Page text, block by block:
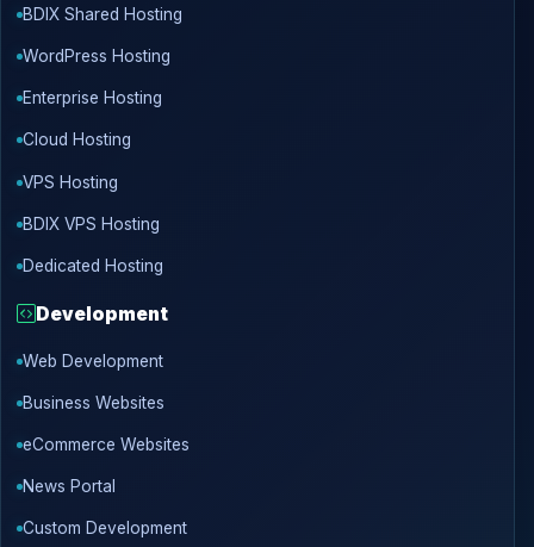
BDIX Shared Hosting
WordPress Hosting
Enterprise Hosting
Cloud Hosting
VPS Hosting
BDIX VPS Hosting
Dedicated Hosting
Development
Web Development
Business Websites
eCommerce Websites
News Portal
Custom Development